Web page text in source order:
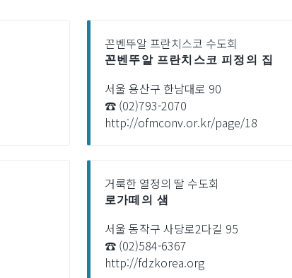
꼰벤뚜알 프란치스코 수도회
꼰벤뚜알 프란치스코 피정의 집
서울 용산구 한남대로 90
☎ (02)793-2070
http://ofmconv.or.kr/page/18
거룩한 열정의 딸 수도회
로가떼의 샘
서울 동작구 사당로2다길 95
☎ (02)584-6367
http://fdzkorea.org